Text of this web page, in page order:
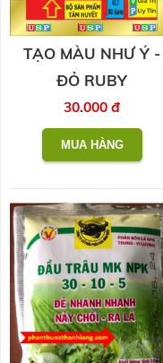
TẠO MÀU NHƯ Ý -
ĐỎ RUBY
30.000 đ